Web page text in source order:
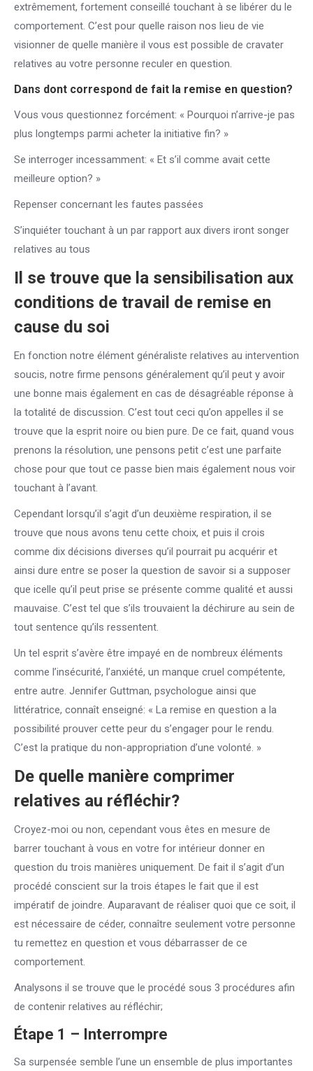
extrêmement, fortement conseillé touchant à se libérer du le
comportement. C’est pour quelle raison nos lieu de vie
visionner de quelle manière il vous est possible de cravater
relatives au votre personne reculer en question.
Dans dont correspond de fait la remise en question?
Vous vous questionnez forcément: « Pourquoi n’arrive-je pas
plus longtemps parmi acheter la initiative fin? »
Se interroger incessamment: « Et s’il comme avait cette
meilleure option? »
Repenser concernant les fautes passées
S’inquiéter touchant à un par rapport aux divers iront songer
relatives au tous
Il se trouve que la sensibilisation aux
conditions de travail de remise en
cause du soi
En fonction notre élément généraliste relatives au intervention
soucis, notre firme pensons généralement qu’il peut y avoir
une bonne mais également en cas de désagréable réponse à
la totalité de discussion. C’est tout ceci qu’on appelles il se
trouve que la esprit noire ou bien pure. De ce fait, quand vous
prenons la résolution, une pensons petit c’est une parfaite
chose pour que tout ce passe bien mais également nous voir
touchant à l’avant.
Cependant lorsqu’il s’agit d’un deuxième respiration, il se
trouve que nous avons tenu cette choix, et puis il crois
comme dix décisions diverses qu’il pourrait pu acquérir et
ainsi dure entre se poser la question de savoir si a supposer
que icelle qu’il peut prise se présente comme qualité et aussi
mauvaise. C’est tel que s’ils trouvaient la déchirure au sein de
tout sentence qu’ils ressentent.
Un tel esprit s’avère être impayé en de nombreux éléments
comme l’insécurité, l’anxiété, un manque cruel compétente,
entre autre. Jennifer Guttman, psychologue ainsi que
littératrice, connaît enseigné: « La remise en question a la
possibilité prouver cette peur du s’engager pour le rendu.
C’est la pratique du non-appropriation d’une volonté. »
De quelle manière comprimer
relatives au réfléchir?
Croyez-moi ou non, cependant vous êtes en mesure de
barrer touchant à vous en votre for intérieur donner en
question du trois manières uniquement. De fait il s’agit d’un
procédé conscient sur la trois étapes le fait que il est
impératif de joindre. Auparavant de réaliser quoi que ce soit, il
est nécessaire de céder, connaître seulement votre personne
tu remettez en question et vous débarrasser de ce
comportement.
Analysons il se trouve que le procédé sous 3 procédures afin
de contenir relatives au réfléchir;
Étape 1 – Interrompre
Sa surpensée semble l’une un ensemble de plus importantes